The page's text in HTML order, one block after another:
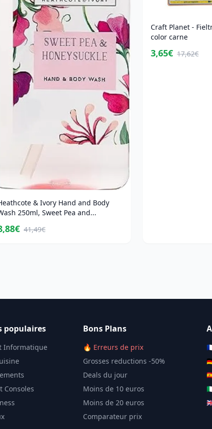
& Ivory Hand and Body
250ml, Sweet Pea and...
41,49€
Craft Planet -
color carne
3,65€ 17,62€
populaires
Informatique
Consoles
Bons Plans
🔥 Erreurs de prix
Grosses reductions -50%
Deals du jour
Moins de 10 euros
Moins de 20 euros
Comparateur prix